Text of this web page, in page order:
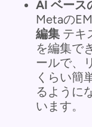
AI ベース
Metaの
編集 テキ
を編集で
ールで、
くらい簡
るように
います。